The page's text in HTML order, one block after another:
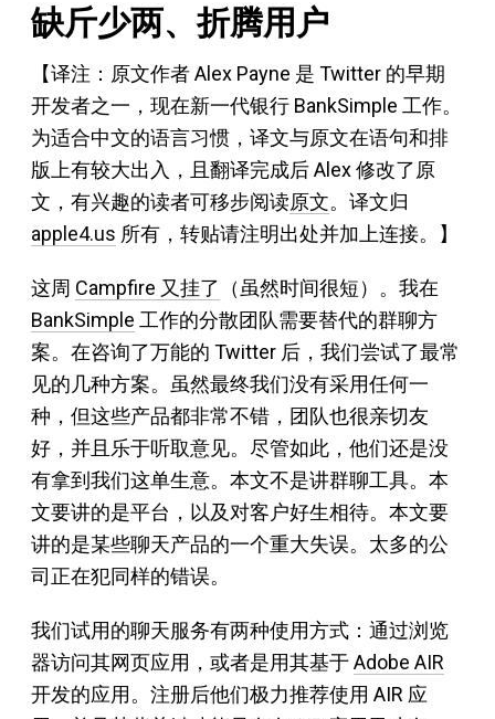
缺斤少两、折腾用户
【译注：原文作者 Alex Payne 是 Twitter 的早期
开发者之一，现在新一代银行 BankSimple 工作。
为适合中文的语言习惯，译文与原文在语句和排
版上有较大出入，且翻译完成后 Alex 修改了原
文，有兴趣的读者可移步阅读原文。译文归
apple4.us 所有，转贴请注明出处并加上连接。】
这周 Campfire 又挂了 （虽然时间很短）。我在
BankSimple 工作的分散团队需要替代的群聊方
案。在咨询了万能的 Twitter 后，我们尝试了最常
见的几种方案。虽然最终我们没有采用任何一
种，但这些产品都非常不错，团队也很亲切友
好，并且乐于听取意见。尽管如此，他们还是没
有拿到我们这单生意。本文不是讲群聊工具。本
文要讲的是平台，以及对客户好生相待。本文要
讲的是某些聊天产品的一个重大失误。太多的公
司正在犯同样的错误。
我们试用的聊天服务有两种使用方式：通过浏览
器访问其网页应用，或者是用其基于Adobe AIR
开发的应用。注册后他们极力推荐使用 AIR 应